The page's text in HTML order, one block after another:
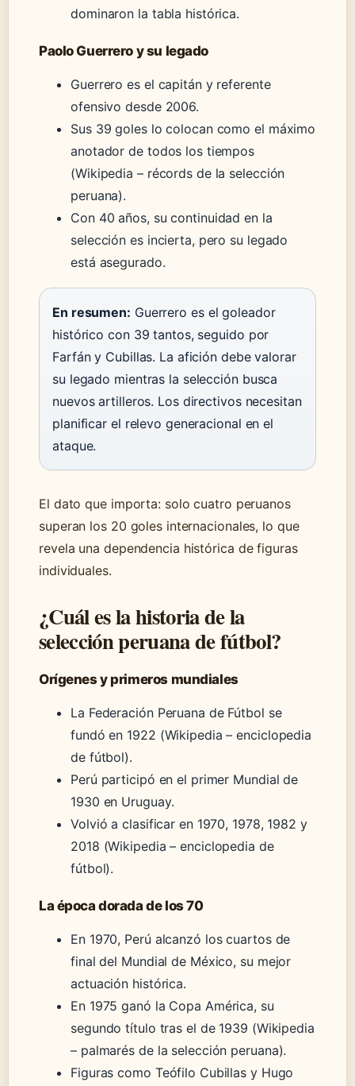
dominaron la tabla histórica.
Paolo Guerrero y su legado
Guerrero es el capitán y referente
ofensivo desde 2006.
Sus 39 goles lo colocan como el máximo
anotador de todos los tiempos
(Wikipedia – récords de la selección
peruana).
Con 40 años, su continuidad en la
selección es incierta, pero su legado
está asegurado.
En resumen: Guerrero es el goleador
histórico con 39 tantos, seguido por
Farfán y Cubillas. La afición debe valorar
su legado mientras la selección busca
nuevos artilleros. Los directivos necesitan
planificar el relevo generacional en el
ataque.
El dato que importa: solo cuatro peruanos
superan los 20 goles internacionales, lo que
revela una dependencia histórica de figuras
individuales.
¿Cuál es la historia de la
selección peruana de fútbol?
Orígenes y primeros mundiales
La Federación Peruana de Fútbol se
fundó en 1922 (Wikipedia – enciclopedia
de fútbol).
Perú participó en el primer Mundial de
1930 en Uruguay.
Volvió a clasificar en 1970, 1978, 1982 y
2018 (Wikipedia – enciclopedia de
fútbol).
La época dorada de los 70
En 1970, Perú alcanzó los cuartos de
final del Mundial de México, su mejor
actuación histórica.
En 1975 ganó la Copa América, su
segundo título tras el de 1939 (Wikipedia
– palmarés de la selección peruana).
Figuras como Teófilo Cubillas y Hugo